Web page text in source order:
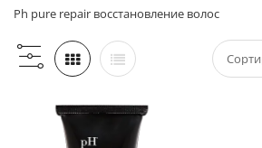
ph pure repair восстановление волос